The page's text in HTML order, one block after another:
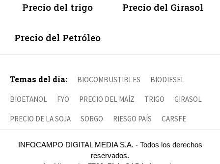
Precio del trigo Precio del Girasol
Precio del Petróleo
Temas del día: BIOCOMBUSTIBLES BIODIESEL
BIOETANOL FYO PRECIO DEL MAÍZ TRIGO GIRASOL
PRECIO DE LA SOJA SORGO RIESGO PAÍS CARSFE
INFOCAMPO DIGITAL MEDIA S.A. - Todos los derechos
reservados.